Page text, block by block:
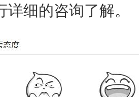
详细的咨询了解。